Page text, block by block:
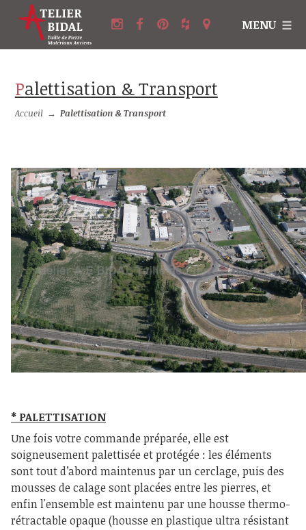
MENU
Palettisation & Transport
Accueil → Palettisation & Transport
* PALETTISATION
Une fois votre commande préparée, elle est
soigneusement palettisée et protégée : les éléments
sont tout d’abord maintenus par un cerclage, puis des
mousses de calage sont placées entre les pierres, et
enfin l'ensemble est maintenu par une housse thermo-
rétractable opaque (housse en plastique ultra résistant